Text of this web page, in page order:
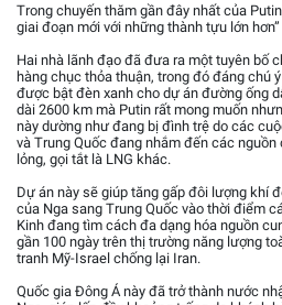
Trong chuyến thăm gần đây nhất của
giai đoạn mới với những thành tựu lớn
Hai nhà lãnh đạo đã đưa ra một tuyên bố
hàng chục thỏa thuận, trong đó đáng chú
được bật đèn xanh cho dự án đường ống
dài 2600 km mà Putin rất mong muốn
này dường như đang bị đình trệ do các
và Trung Quốc đang nhắm đến các
lỏng, gọi tắt là LNG khác.
Dự án này sẽ giúp tăng gấp đôi lượng khí
của Nga sang Trung Quốc vào thời điểm
Kinh đang tìm cách đa dạng hóa nguồn
gần 100 ngày trên thị trường năng lượng
tranh Mỹ-Israel chống lại Iran.
Quốc gia Đông Á này đã trở thành nước